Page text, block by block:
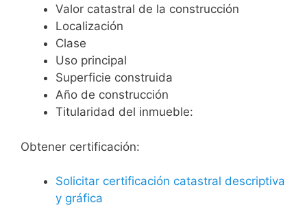
Valor catastral de la construcción
Localización
Clase
Uso principal
Superficie construida
Año de construcción
Titularidad del inmueble:
Obtener certificación:
Solicitar certificación catastral descriptiva
y gráfica